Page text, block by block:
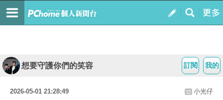
我的
訂閱
想要守護你們的笑容
2026-05-01 21:28:49 小光仔